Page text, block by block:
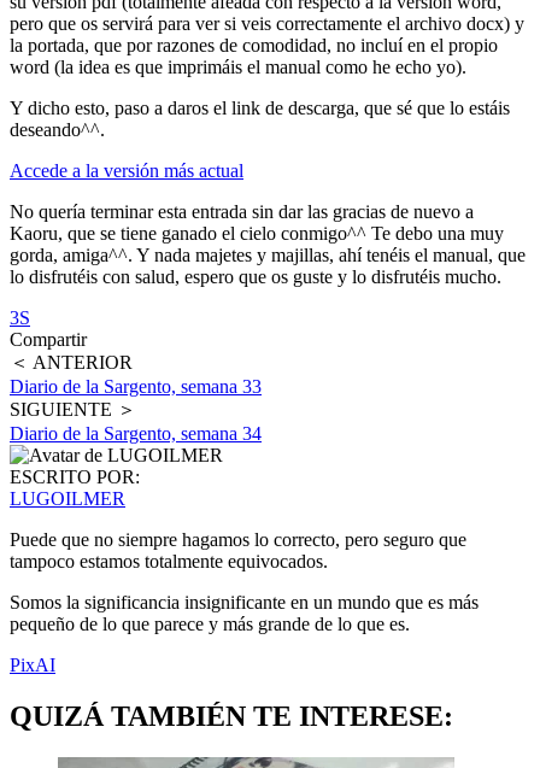
pero que os servirá para ver si veis correctamente el archivo docx) y
la portada, que por razones de comodidad, no incluí en el propio
word (la idea es que imprimáis el manual como he echo yo).
Y dicho esto, paso a daros el link de descarga, que sé que lo estáis
deseando^^.
Accede a la versión más actual
No quería terminar esta entrada sin dar las gracias de nuevo a
Kaoru, que se tiene ganado el cielo conmigo^^ Te debo una muy
gorda, amiga^^. Y nada majetes y majillas, ahí tenéis el manual, que
lo disfrutéis con salud, espero que os guste y lo disfrutéis mucho.
3S
Compartir
＜ ANTERIOR
Diario de la Sargento, semana 33
SIGUIENTE ＞
Diario de la Sargento, semana 34
ESCRITO POR:
LUGOILMER
Puede que no siempre hagamos lo correcto, pero seguro que
tampoco estamos totalmente equivocados.
Somos la significancia insignificante en un mundo que es más
pequeño de lo que parece y más grande de lo que es.
PixAI
QUIZÁ TAMBIÉN TE INTERESE: